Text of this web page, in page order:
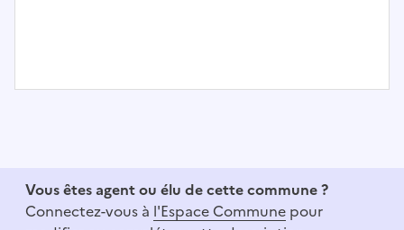
Vous êtes agent ou élu de cette commune ?
Connectez-vous à l'Espace Commune pour